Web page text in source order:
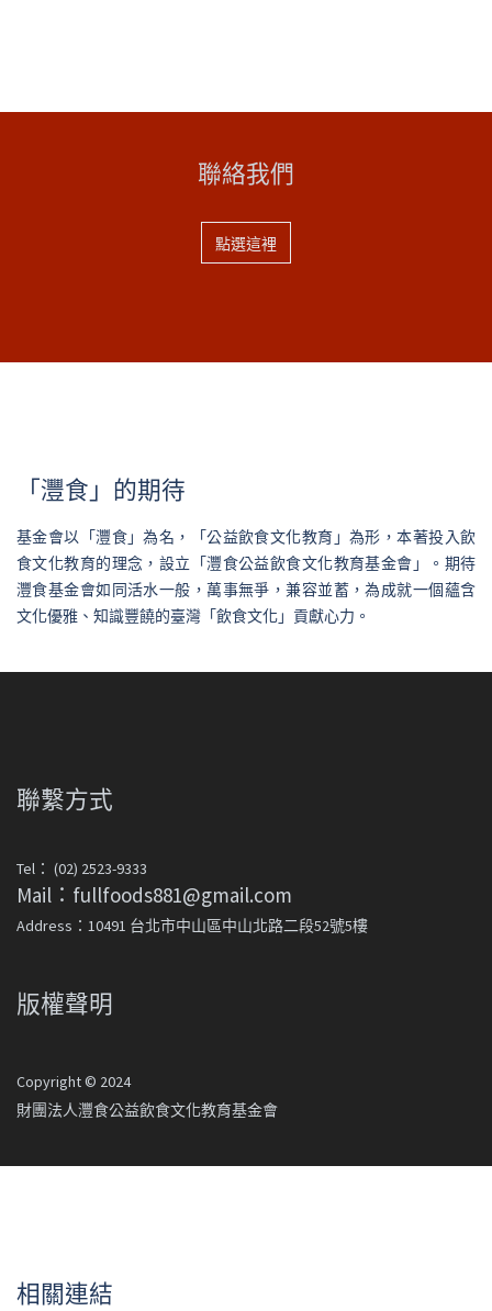
聯絡我們
點選這裡
「灃食」的期待
基金會以「灃食」為名，「公益飲食文化教育」為形，本著投入飲
食文化教育的理念，設立「灃食公益飲食文化教育基金會」。期待
灃食基金會如同活水一般，萬事無爭，兼容並蓄，為成就一個蘊含
文化優雅、知識豐饒的臺灣「飲食文化」貢獻心力。
聯繫方式
Tel： (02) 2523-9333
Mail：fullfoods881@gmail.com
Address：10491 台北市中山區中山北路二段52號5樓
版權聲明
Copyright © 2024
財團法人灃食公益飲食文化教育基金會
相關連結